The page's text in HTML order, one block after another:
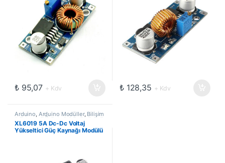
₺95,07 + Kdv ₺128,35 + Kdv
Arduino, Arduino Modüller, Bilişim
& Teknoloji Ürünleri Dönüştürücü
TTL Kart ve Soketler
XL6019 5A Dc-Dc Voltaj
Yükseltici Güç Kaynağı Modülü